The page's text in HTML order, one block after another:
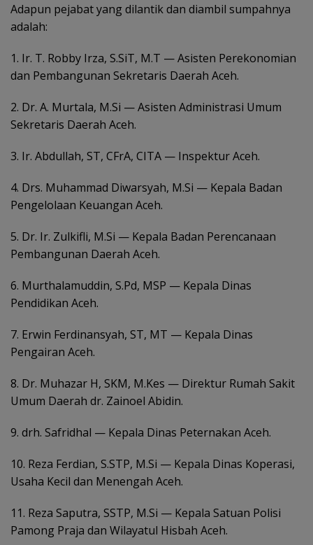
Adapun pejabat yang dilantik dan diambil sumpahnya
adalah:
1. Ir. T. Robby Irza, S.SiT, M.T — Asisten Perekonomian
dan Pembangunan Sekretaris Daerah Aceh.
2. Dr. A. Murtala, M.Si — Asisten Administrasi Umum
Sekretaris Daerah Aceh.
3. Ir. Abdullah, ST, CFrA, CITA — Inspektur Aceh.
4. Drs. Muhammad Diwarsyah, M.Si — Kepala Badan
Pengelolaan Keuangan Aceh.
5. Dr. Ir. Zulkifli, M.Si — Kepala Badan Perencanaan
Pembangunan Daerah Aceh.
6. Murthalamuddin, S.Pd, MSP — Kepala Dinas
Pendidikan Aceh.
7. Erwin Ferdinansyah, ST, MT — Kepala Dinas
Pengairan Aceh.
8. Dr. Muhazar H, SKM, M.Kes — Direktur Rumah Sakit
Umum Daerah dr. Zainoel Abidin.
9. drh. Safridhal — Kepala Dinas Peternakan Aceh.
10. Reza Ferdian, S.STP, M.Si — Kepala Dinas Koperasi,
Usaha Kecil dan Menengah Aceh.
11. Reza Saputra, SSTP, M.Si — Kepala Satuan Polisi
Pamong Praja dan Wilayatul Hisbah Aceh.